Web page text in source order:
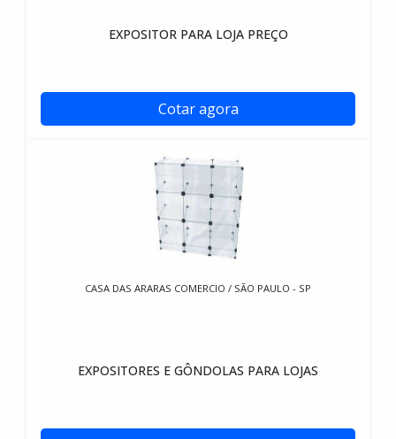
EXPOSITOR PARA LOJA PREÇO
Cotar agora
CASA DAS ARARAS COMERCIO / SÃO PAULO - SP
EXPOSITORES E GÔNDOLAS PARA LOJAS